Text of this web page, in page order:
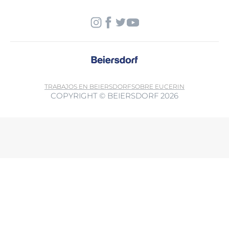
TRABAJOS EN BEIERSDORFSOBRE EUCERIN
COPYRIGHT © BEIERSDORF 2026